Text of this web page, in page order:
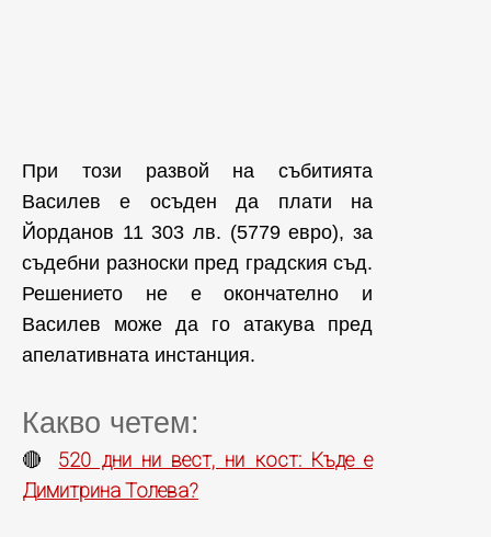
При този развой на събитията
Василев е осъден да плати на
Йорданов 11 303 лв. (5779 евро), за
съдебни разноски пред градския съд.
Решението не е окончателно и
Василев може да го атакува пред
апелативната инстанция.
Какво четем:
🔴 520 дни ни вест, ни кост: Къде е
Димитрина Толева?